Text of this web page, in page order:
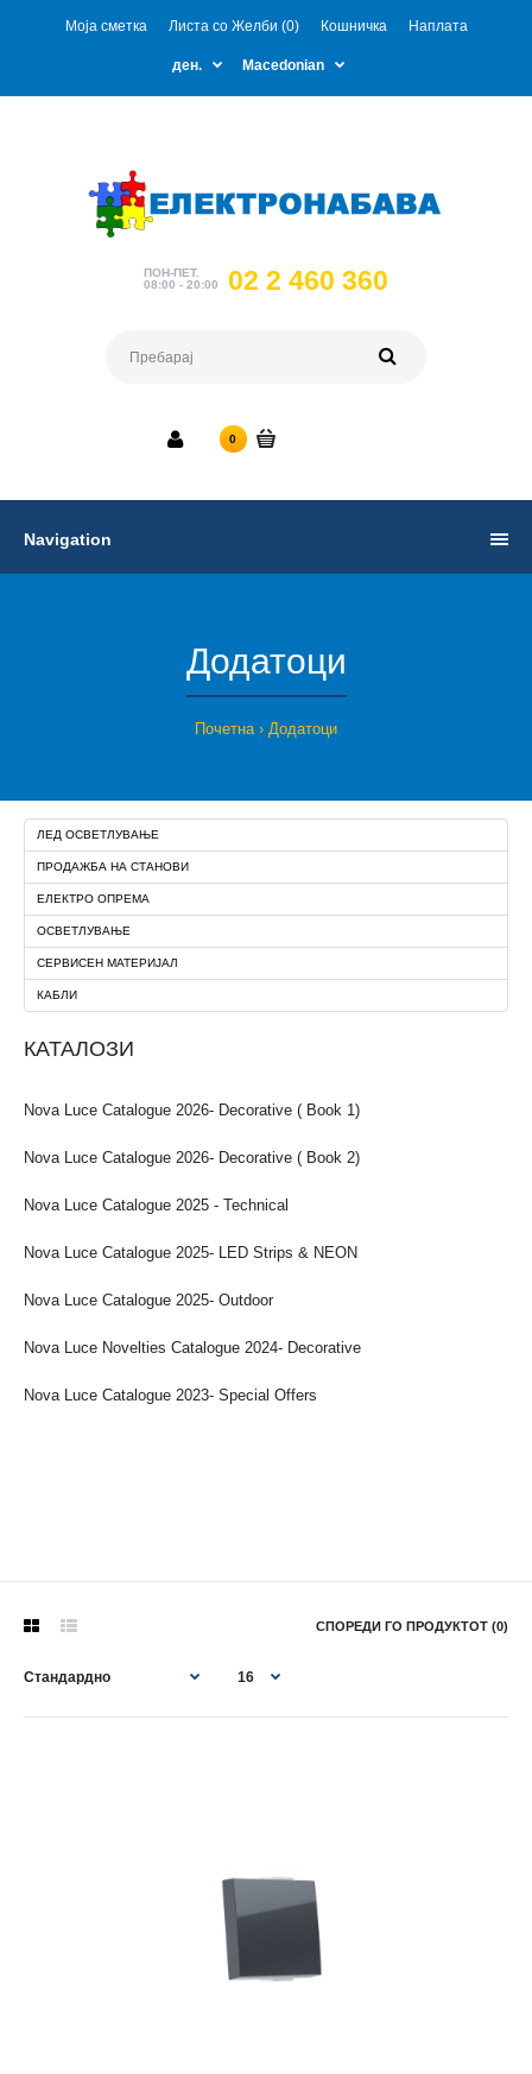
Моја сметка Листа со Желби (0) Кошничка Наплата
ден. Macedonian
ПОН-ПЕТ.
08:00 - 20:00
02 2 460 360
0
Navigation
Додатоци
Почетна Додатоци
ЛЕД ОСВЕТЛУВАЊЕ
ПРОДАЖБА НА СТАНОВИ
ЕЛЕКТРО ОПРЕМА
ОСВЕТЛУВАЊЕ
СЕРВИСЕН МАТЕРИЈАЛ
КАБЛИ
КАТАЛОЗИ
Nova Luce Catalogue 2026- Decorative ( Book 1)
Nova Luce Catalogue 2026- Decorative ( Book 2)
Nova Luce Catalogue 2025 - Technical
Nova Luce Catalogue 2025- LED Strips & NEON
Nova Luce Catalogue 2025- Outdoor
Nova Luce Novelties Catalogue 2024- Decorative
Nova Luce Catalogue 2023- Special Offers
СПОРЕДИ ГО ПРОДУКТОТ (0)